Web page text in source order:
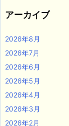
アーカイブ
2026年8月
2026年7月
2026年6月
2026年5月
2026年4月
2026年3月
2026年2月